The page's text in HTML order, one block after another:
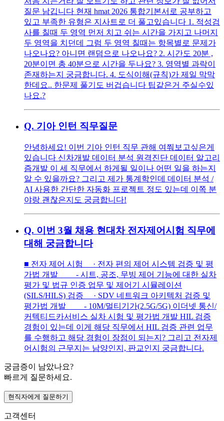
질문 남깁니다 현재 hmat 2026 통합기본서로 공부하고
있고 부족한 유형은 지사트로 더 풀고있습니다 1. 적성검
사를 칠때 두 영역 먼저 치고 쉬는 시간을 가지고 나머지
두 영역을 치던데 그럼 두 영역 칠때는 항목별로 문제가
나오나요? 아니면 랜덤으로 나오나요? 2. 시간도 20분 ,
20분이면 총 40분으로 시간을 두나요? 3. 영역별 과락이
존재하는지 궁금합니다. 4. 도식이해(규칙)가 제일 막막
한데요.. 한문제 풀기도 버겁습니다 팁같은거 주실수있
나요.?
Q. 기아 인턴 직무질문
안녕하세요! 이번 기아 인턴 직무 관해 여쭤보고싶은게
있습니다 신차개발 데이터 분석 원격진단 데이터 알고리
즘개발 이 세 직무에서 하게될 일이나 어떤 일을 하는지
알 수 있을까요? 그리고 제가 통계학인데 데이터 분석 /
AI 사용한 간단한 자동화 프로젝트 정도 있는데 이쪽 분
야랑 괜찮은지도 궁금합니다!
Q. 이번 3월 채용 현대차 전자제어시험 직무에
대해 궁금합니다
■ 전자 제어 시험 · 전자 편의 제어 시스템 검증 및 평
가법 개발 - 시트, 공조, 무빙 제어 기능에 대한 실차
평가 및 법규 인증 업무 및 제어기 시뮬레이션
(SILS/HILS) 검증 · SDV 네트워크 아키텍처 검증 및
평가법 개발 - 10M/멀티기가(2.5G/5G) 이더넷 통신/
커텍티드카서비스 실차 시험 및 평가법 개발 HIL 검증
경험이 있는데 이게 해당 직무에서 HIL 검증 관련 업무
를 수행하고 해당 경험이 장점이 되는지? 그리고 전자제
어시험의 근무지는 남양인지, 판교인지 궁금합니다.
궁금증이 남았나요?
빠르게 질문하세요.
현직자에게 질문하기
고객센터